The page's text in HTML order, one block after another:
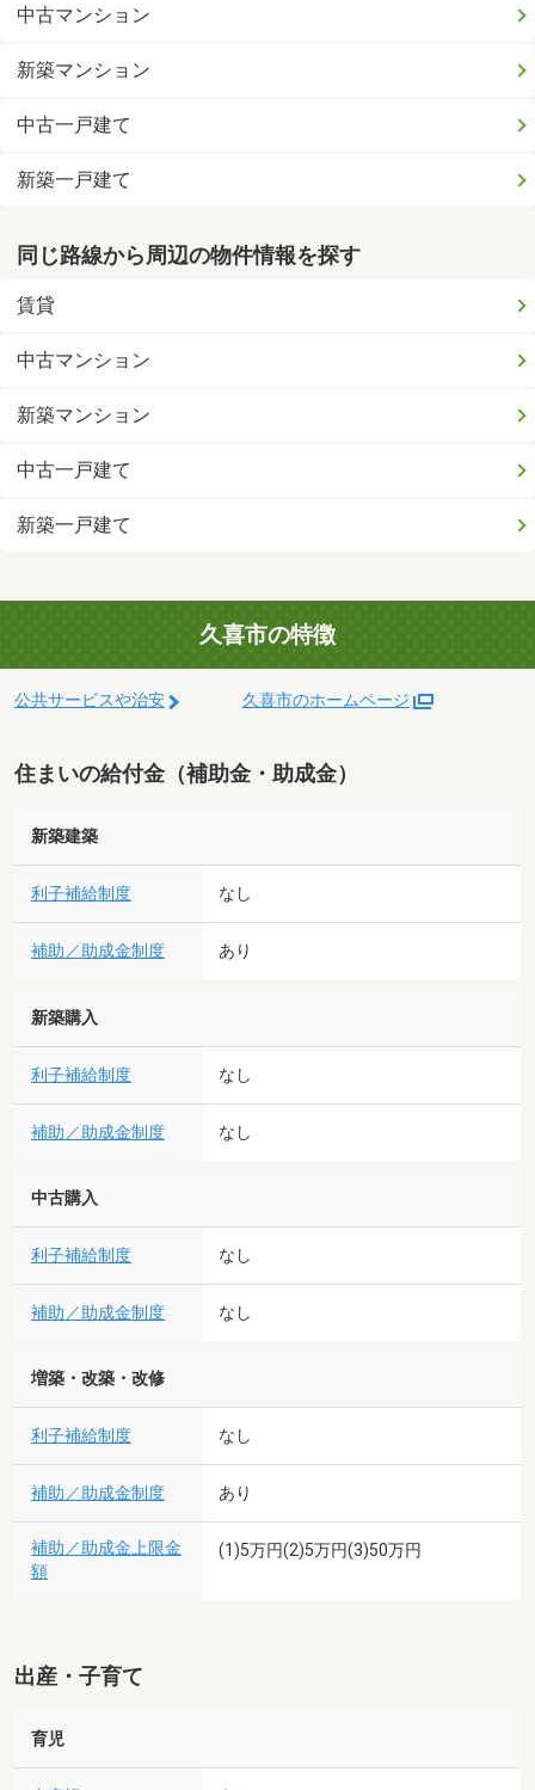
中古マンション
新築マンション
中古一戸建て
新築一戸建て
同じ路線から周辺の物件情報を探す
賃貸
中古マンション
新築マンション
中古一戸建て
新築一戸建て
久喜市の特徴
公共サービスや治安 久喜市のホームページ
住まいの給付金（補助金・助成金）
新築建築
利子補給制度 なし
補助／助成金制度 あり
新築購入
利子補給制度 なし
補助／助成金制度 なし
中古購入
利子補給制度 なし
補助／助成金制度 なし
増築・改築・改修
利子補給制度 なし
補助／助成金制度 あり
補助／助成金上限金
額
(1)5万円(2)5万円(3)50万円
出産・子育て
育児